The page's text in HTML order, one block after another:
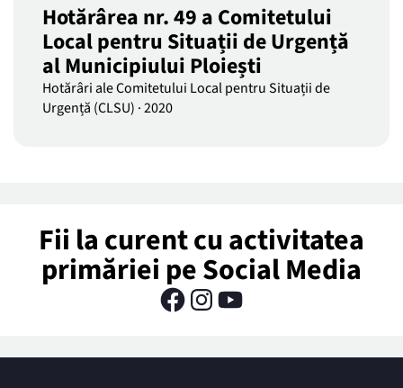
Hotărârea nr. 49 a Comitetului
Local pentru Situații de Urgență
al Municipiului Ploiești
Hotărâri ale Comitetului Local pentru Situații de
Urgență (CLSU) ·2020
Fii la curent cu activitatea
primăriei pe Social Media